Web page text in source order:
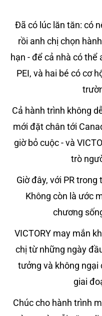
Đã có lúc lăn tăn: có
rồi anh chị chọn
hạn - để cả nhà có
PEI, và hai bé có cơ
Cả hành trình không
mới đặt chân tới
giờ bỏ cuộc - và
trò
Giờ đây, với PR
Không còn là ước
chương
VICTORY may mắn
chị từ những ngày
tưởng và không ngại
giai
Chúc cho hành trình